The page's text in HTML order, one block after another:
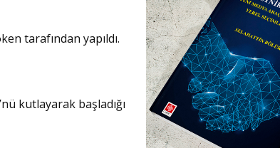
tarafından yapıldı.
kutlayarak başladığı